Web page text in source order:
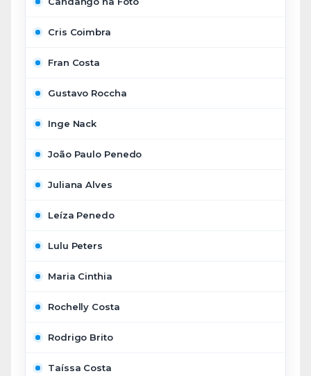
Cris Coimbra
Fran Costa
Gustavo Roccha
Inge Nack
João Paulo Penedo
Juliana Alves
Leíza Penedo
Lulu Peters
Maria Cinthia
Rochelly Costa
Rodrigo Brito
Taíssa Costa